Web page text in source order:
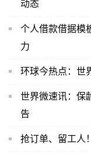
动态
个人借款借据模
力
环球今热点：世
世界微速讯：保
告
抢订单、留工人